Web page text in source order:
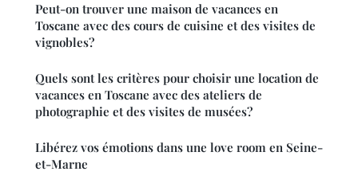
Peut-on trouver une maison de vacances en
Toscane avec des cours de cuisine et des visites de
vignobles?
Quels sont les critères pour choisir une location de
vacances en Toscane avec des ateliers de
photographie et des visites de musées?
Libérez vos émotions dans une love room en Seine-
et-Marne